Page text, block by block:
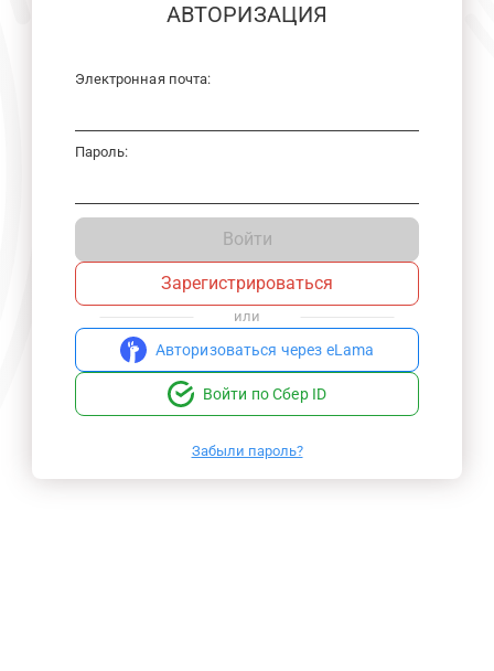
АВТОРИЗАЦИЯ
Электронная почта:
Пароль:
Войти
Зарегистрироваться
или
Авторизоваться через eLama
Войти по Сбер ID
Забыли пароль?